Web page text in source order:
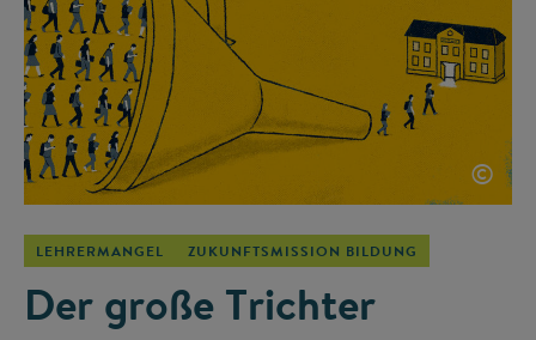
©
LEHRERMANGEL ZUKUNFTSMISSION BILDUNG
Der große Trichter